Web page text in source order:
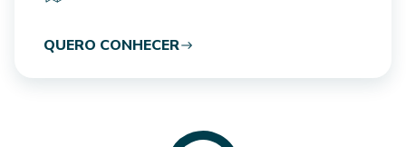
QUERO CONHECER